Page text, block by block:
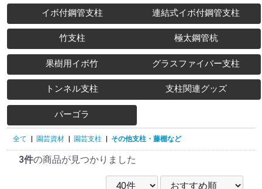
イボ付鋼管支柱 連結式イボ付鋼管支柱
竹支柱 極太鋼管杭
果樹用イボ竹 グラスファイバー支柱
トンネル支柱 支柱関連グッズ
パーゴラ
全て 園芸資材 園芸支柱 その他支柱・藤棚など
3件の商品が見つかりました